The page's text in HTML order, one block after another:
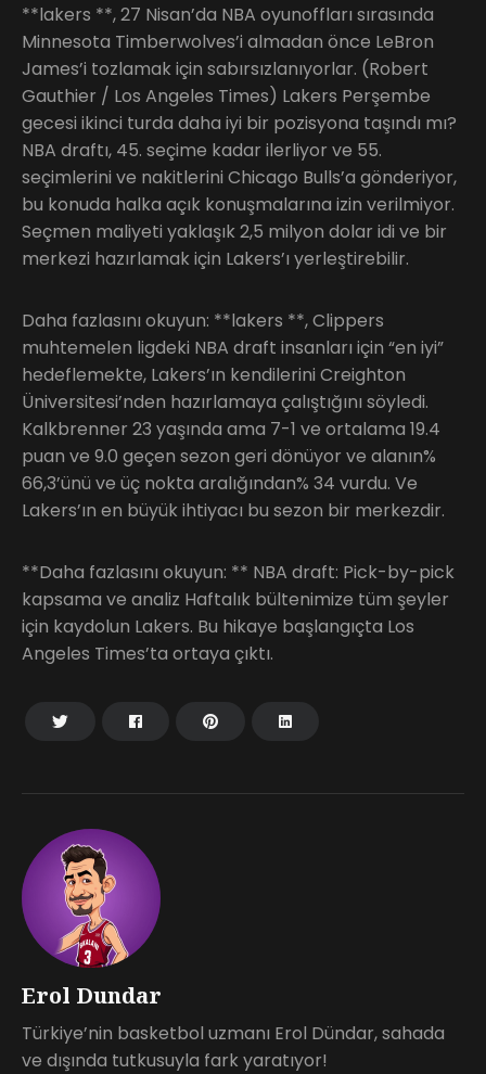
Erol Dundar
Türkiye’nin basketbol uzmanı Erol Dündar, sahada
ve dışında tutkusuyla fark yaratıyor!
**lakers **, 27 Nisan’da NBA oyunoffları sırasında
Minnesota Timberwolves’i almadan önce LeBron
James’i tozlamak için sabırsızlanıyorlar. (Robert
Gauthier / Los Angeles Times) Lakers Perşembe
gecesi ikinci turda daha iyi bir pozisyona taşındı mı?
NBA draftı, 45. seçime kadar ilerliyor ve 55.
seçimlerini ve nakitlerini Chicago Bulls’a gönderiyor,
bu konuda halka açık konuşmalarına izin verilmiyor.
Seçmen maliyeti yaklaşık 2,5 milyon dolar idi ve bir
merkezi hazırlamak için Lakers’ı yerleştirebilir.
Daha fazlasını okuyun: **lakers **, Clippers
muhtemelen ligdeki NBA draft insanları için “en iyi”
hedeflemekte, Lakers’ın kendilerini Creighton
Üniversitesi’nden hazırlamaya çalıştığını söyledi.
Kalkbrenner 23 yaşında ama 7-1 ve ortalama 19.4
puan ve 9.0 geçen sezon geri dönüyor ve alanın%
66,3’ünü ve üç nokta aralığından% 34 vurdu. Ve
Lakers’ın en büyük ihtiyacı bu sezon bir merkezdir.
**Daha fazlasını okuyun: ** NBA draft: Pick-by-pick
kapsama ve analiz Haftalık bültenimize tüm şeyler
için kaydolun Lakers. Bu hikaye başlangıçta Los
Angeles Times’ta ortaya çıktı.